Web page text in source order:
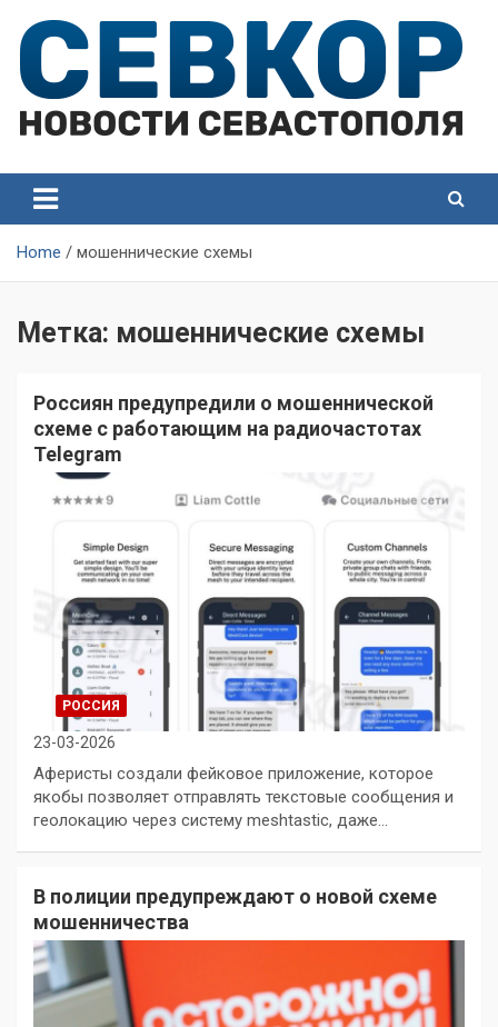
content
Севастополя
Севастополя
Home мошеннические схемы
Метка: мошеннические схемы
Россиян предупредили о мошеннической
схеме с работающим на радиочастотах
Telegram
РОССИЯ
23-03-2026
Аферисты создали фейковое приложение, которое
якобы позволяет отправлять текстовые сообщения и
геолокацию через систему meshtastic, даже…
В полиции предупреждают о новой схеме
мошенничества